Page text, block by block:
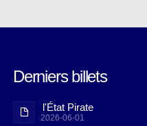
Derniers billets
l'État Pirate
2026-06-01